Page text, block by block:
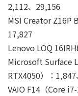
2,112、29,156
MSI Creator Z16P
17,827
Lenovo LOQ
Microsoft Surface
RTX4050）：
VAIO F14（Core